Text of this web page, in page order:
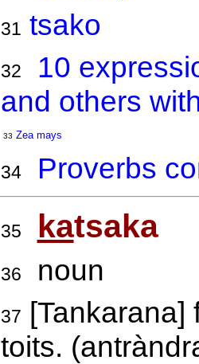
31 tsako
32
10
and others
33 Zea mays
34 Proverbs
35 katsaka
36 noun
37 [Tankarana]
toits.